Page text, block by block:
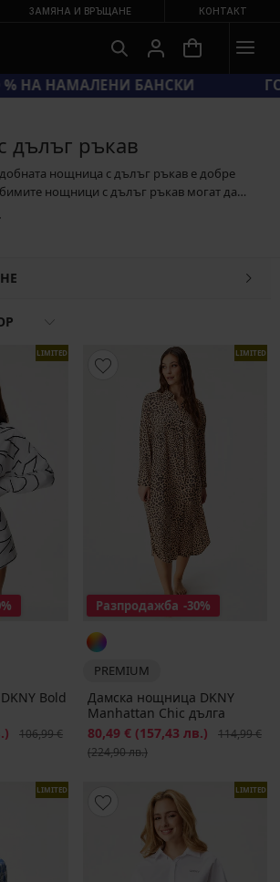
ЗАМЯНА И ВРЪЩАНЕ КОНТАКТ
−20 % НА НАМАЛЕНИ БАНСКИ
дълъг ръкав
нощница с дълъг ръкав е добре
нощници с дълъг ръкав могат да
дизайни от мек памук или топлещ
модела, който Ви харесва и да потънете в
LIMITED
Bold
Първоначална цена
106,99 €
LIMITED
Разпродажба -30%
PREMIUM
Дамска нощница DKNY
Manhattan Chic дълга
Намаление
80,49 € (157,43 лв.)
114,99 €
(224,90 лв.)
LIMITED LIMITED